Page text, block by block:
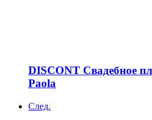
DISCONT Свадебное
Paola
След.